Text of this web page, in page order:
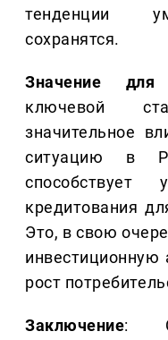
тенденции
сохранятся.
Значение для
ключевой
значительное
ситуацию в
способствует
кредитования
Это, в свою
инвестиционную
рост
Заключение: С